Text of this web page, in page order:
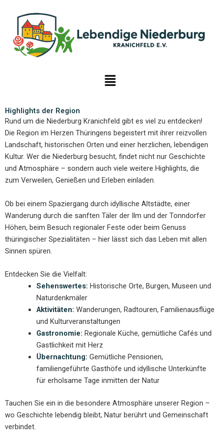
Inhalt
springen
Menü
Highlights der Region
Rund um die Niederburg Kranichfeld gibt es viel zu entdecken!
Die Region im Herzen Thüringens begeistert mit ihrer reizvollen
Landschaft, historischen Orten und einer herzlichen, lebendigen
Kultur. Wer die Niederburg besucht, findet nicht nur Geschichte
und Atmosphäre – sondern auch viele weitere Highlights, die
zum Verweilen, Genießen und Erleben einladen.
Ob bei einem Spaziergang durch idyllische Altstädte, einer
Wanderung durch die sanften Täler der Ilm und der Tonndorfer
Höhen, beim Besuch regionaler Feste oder beim Genuss
thüringischer Spezialitäten – hier lässt sich das Leben mit allen
Sinnen spüren.
Entdecken Sie die Vielfalt:
Sehenswertes: Historische Orte, Burgen, Museen und
Naturdenkmäler
Aktivitäten: Wanderungen, Radtouren, Familienausflüge
und Kulturveranstaltungen
Gastronomie: Regionale Küche, gemütliche Cafés und
Gastlichkeit mit Herz
Übernachtung: Gemütliche Pensionen,
familiengeführte Gasthöfe und idyllische Unterkünfte
für erholsame Tage inmitten der Natur
Tauchen Sie ein in die besondere Atmosphäre unserer Region –
wo Geschichte lebendig bleibt, Natur berührt und Gemeinschaft
verbindet.